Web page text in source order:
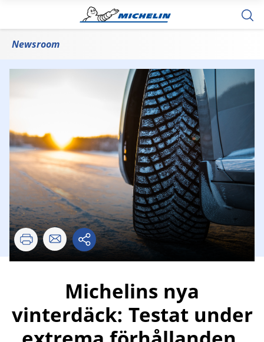
Newsroom
Michelins nya
vinterdäck: Testat under